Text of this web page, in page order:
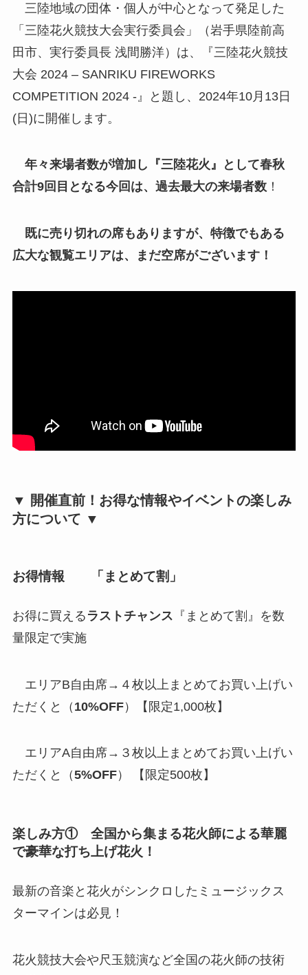
三陸地域の団体・個⼈が中⼼となって発⾜した
「三陸花火競技大会実行委員会」（岩手県陸前高
田市、実行委員長 浅間勝洋）は、『三陸花火競技
大会 2024 – SANRIKU FIREWORKS
COMPETITION 2024 -』と題し、2024年10月13日
(日)に開催します。
年々来場者数が増加し『三陸花火』として春秋
合計9回目となる今回は、過去最大の来場者数！
既に売り切れの席もありますが、特徴でもある
広大な観覧エリアは、まだ空席がございます！
▼ 開催直前！お得な情報やイベントの楽しみ
方について ▼
お得情報 「まとめて割」
お得に買える ラストチャンス 『まとめて割』を数
量限定で実施
エリアB自由席→４枚以上まとめてお買い上げい
ただくと（ 10%OFF）【限定1,000枚】
エリアA自由席→３枚以上まとめてお買い上げい
ただくと（5%OFF） 【限定500枚】
楽しみ方① 全国から集まる花火師による華麗
で豪華な打ち上げ花火！
最新の音楽と花火がシンクロしたミュージックス
ターマインは必見！
花火競技大会や尺玉競演など全国の花火師の技術